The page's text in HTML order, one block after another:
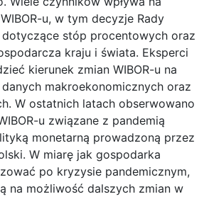
u, w tym decyzje Rady
dotyczące stóp procentowych oraz
kraju i świata. Eksperci
kierunek zmian WIBOR-u na
makroekonomicznych oraz
W ostatnich latach obserwowano
u związane z pandemią
monetarną prowadzoną przez
W miarę jak gospodarka
po kryzysie pandemicznym,
na możliwość dalszych zmian w